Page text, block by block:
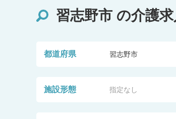
習志野市 の介護
都道府県 習志野市
施設形態 指定なし